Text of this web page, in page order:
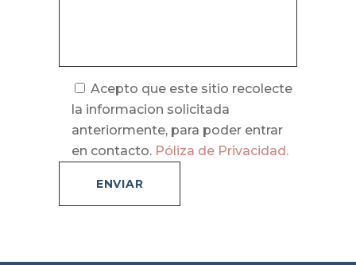
Acepto que este sitio recolecte
la informacion solicitada
anteriormente, para poder entrar
en contacto. Póliza de Privacidad.